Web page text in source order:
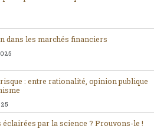
dans les marchés financiers
: entre rationalité, opinion publique
éclairées par la science ? Prouvons-le !